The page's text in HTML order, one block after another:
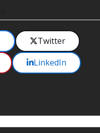
Twitter
LinkedIn